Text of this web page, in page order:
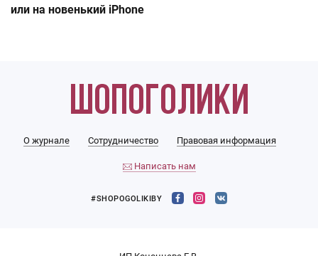
или на новенький iPhone
О журнале Сотрудничество Правовая информация
Написать нам
#SHOPOGOLIKIBY